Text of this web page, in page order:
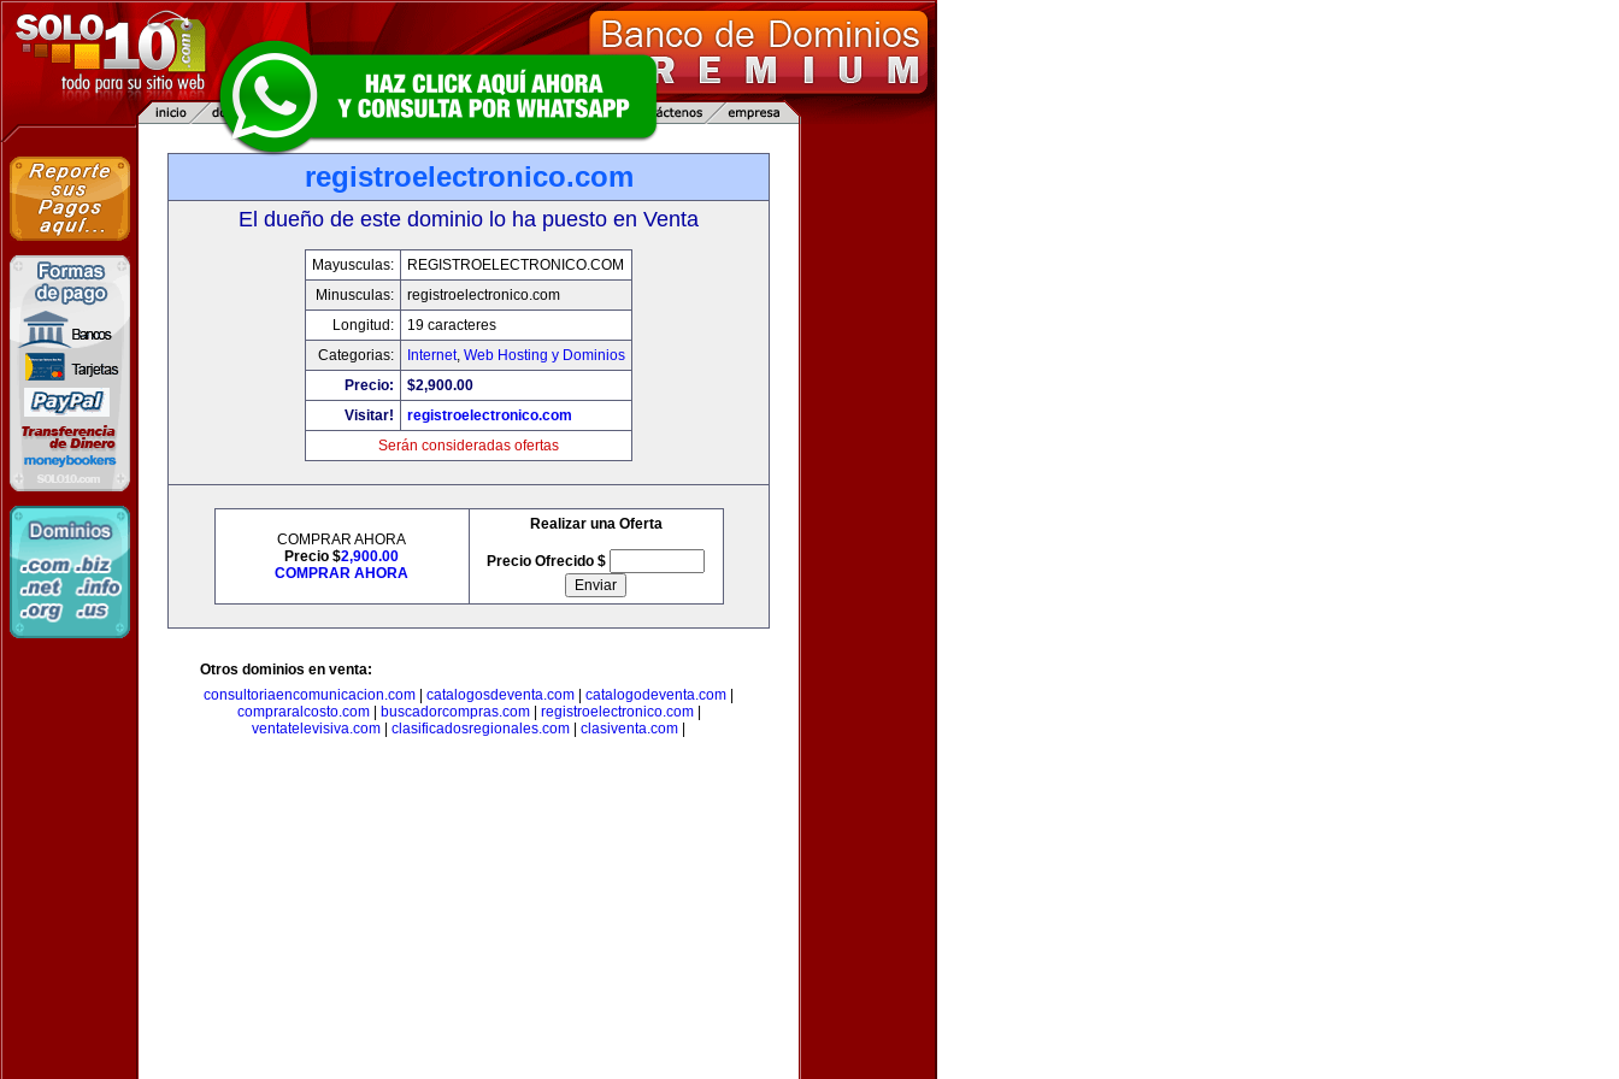
registroelectronico.com
El dueño de este dominio lo ha puesto en Venta
Mayusculas:
REGISTROELECTRONICO.COM
Minusculas:
registroelectronico.com
Longitud:
19 caracteres
Categorias:
Internet, Web Hosting y Dominios
Precio:
$2,900.00
Visitar!
registroelectronico.com
Serán consideradas ofertas
COMPRAR AHORA
Precio $2,900.00
COMPRAR AHORA
Realizar una Oferta
Precio Ofrecido $
Otros dominios en venta:
consultoriaencomunicacion.com
catalogosdeventa.com catalogodeventa.com
compraralcosto.com| buscadorcompras.com| registroelectronico.com|
ventatelevisiva.com
clasificadosregionales.com clasiventa.com